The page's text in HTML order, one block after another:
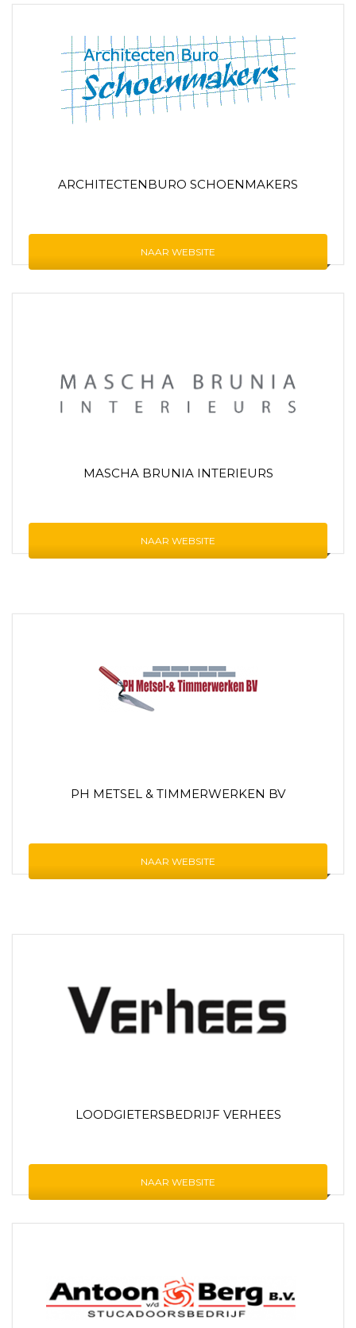
ARCHITECTENBURO SCHOENMAKERS
NAAR WEBSITE
MASCHA BRUNIA INTERIEURS
NAAR WEBSITE
PH METSEL & TIMMERWERKEN BV
NAAR WEBSITE
LOODGIETERSBEDRIJF VERHEES
NAAR WEBSITE